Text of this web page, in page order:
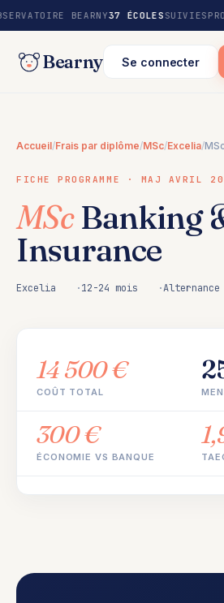
contenu BEARNY37 ÉCOLES SUIVIES
Bearny Se connecter
Accueil/Frais par diplôme/MSc/Excelia/
FICHE PROGRAMME · MAJ AVRIL
MScBanking
Insurance
Excelia 12-24 mois Alternance
14 500 €
COÛT TOTAL
300 €
ÉCONOMIE VS BANQUE